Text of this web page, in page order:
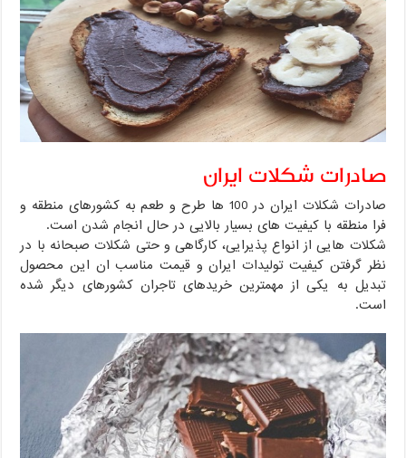
صادرات شکلات ایران
صادرات شکلات ایران در 100 ها طرح و طعم به کشورهای منطقه و
فرا منطقه با کیفیت های بسیار بالایی در حال انجام شدن است.
شکلات هایی از انواع پذیرایی، کارگاهی و حتی شکلات صبحانه با در
نظر گرفتن کیفیت تولیدات ایران و قیمت مناسب ان این محصول
تبدیل به یکی از مهمترین خریدهای تاجران کشورهای دیگر شده
است.